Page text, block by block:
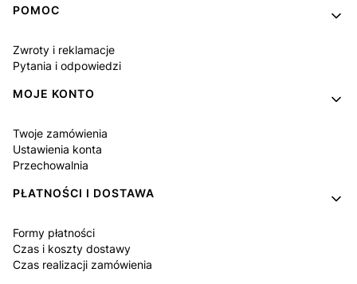
Linki w stopce
POMOC
Zwroty i reklamacje
Pytania i odpowiedzi
MOJE KONTO
Twoje zamówienia
Ustawienia konta
Przechowalnia
PŁATNOŚCI I DOSTAWA
Formy płatności
Czas i koszty dostawy
Czas realizacji zamówienia